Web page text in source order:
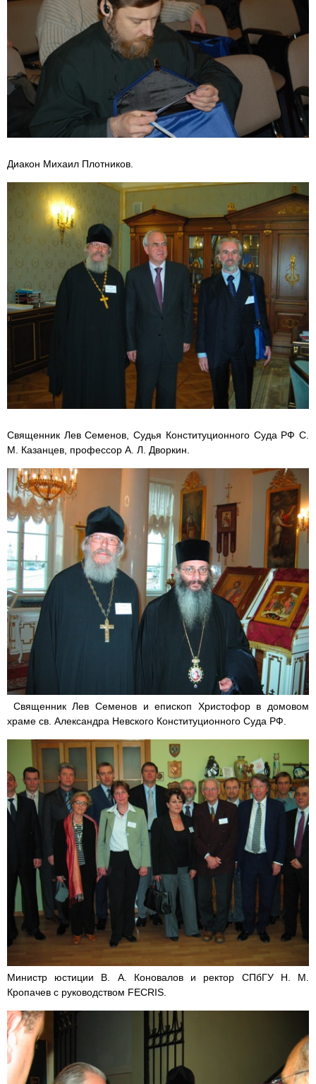
Диакон Михаил Плотников.
Священник Лев Семенов, Судья Конституционного Суда РФ С.
М. Казанцев, профессор А. Л. Дворкин.
Священник Лев Семенов и епископ Христофор в домовом
храме св. Александра Невского Конституционного Суда РФ.
Министр юстиции В. А. Коновалов и ректор СПбГУ Н. М.
Кропачев с руководством FECRIS.